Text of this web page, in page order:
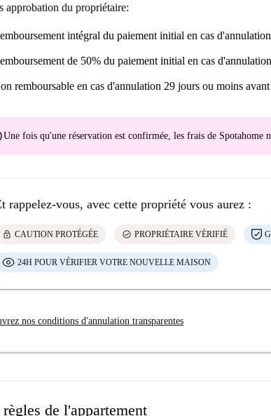
approbation du propriétaire:
intégral du paiement initial en cas
de 50% du paiement initial en cas
remboursable en cas d'annulation 29 jours ou moins
Une fois qu'une réservation est confirmée, les frais de Spotahome
rappelez-vous, avec cette propriété vous aurez :
lock CAUTION PROTÉGÉE check_circle PROPRIÉTAIRE VÉRIFIÉ
24H POUR VÉRIFIER VOTRE NOUVELLE MAISON
nos conditions d'annulation transparentes
de l'appartement